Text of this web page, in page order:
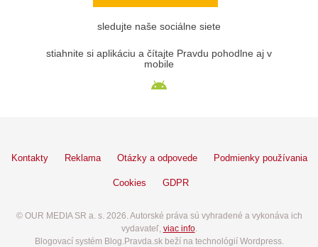
sledujte naše sociálne siete
stiahnite si aplikáciu a čítajte Pravdu pohodlne aj v
mobile
Kontakty Reklama Otázky a odpovede Podmienky používania
Cookies GDPR
© OUR MEDIA SR a. s. 2026. Autorské práva sú vyhradené a vykonáva ich
vydavateľ, viac info.
Blogovací systém Blog.Pravda.sk beží na technológií Wordpress.